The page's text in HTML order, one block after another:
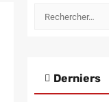
Rechercher :
Derniers